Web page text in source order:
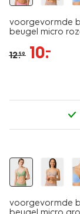
voorgevormde
beugel micro
12.59 10.
–
voorgevormde